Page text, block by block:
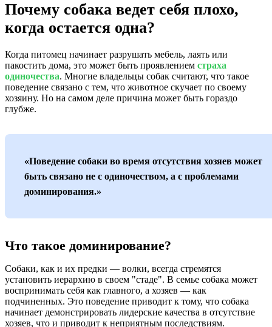
Почему собака ведет себя плохо,
когда остается одна?
Когда питомец начинает разрушать мебель, лаять или
пакостить дома, это может быть проявлением страха
одиночества. Многие владельцы собак считают, что такое
поведение связано с тем, что животное скучает по своему
хозяину. Но на самом деле причина может быть гораздо
глубже.
«Поведение собаки во время отсутствия хозяев может
быть связано не с одиночеством, а с проблемами
доминирования.»
Что такое доминирование?
Собаки, как и их предки — волки, всегда стремятся
установить иерархию в своем "стаде". В семье собака может
воспринимать себя как главного, а хозяев — как
подчиненных. Это поведение приводит к тому, что собака
начинает демонстрировать лидерские качества в отсутствие
хозяев, что и приводит к неприятным последствиям.